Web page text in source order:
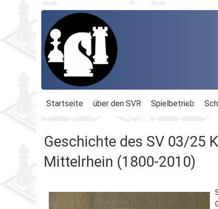
Startseite über den SVR
Kassenprüfer
Spielbetrieb
Geschichte des SV 03/25
Mittelrhein (1800-2010)